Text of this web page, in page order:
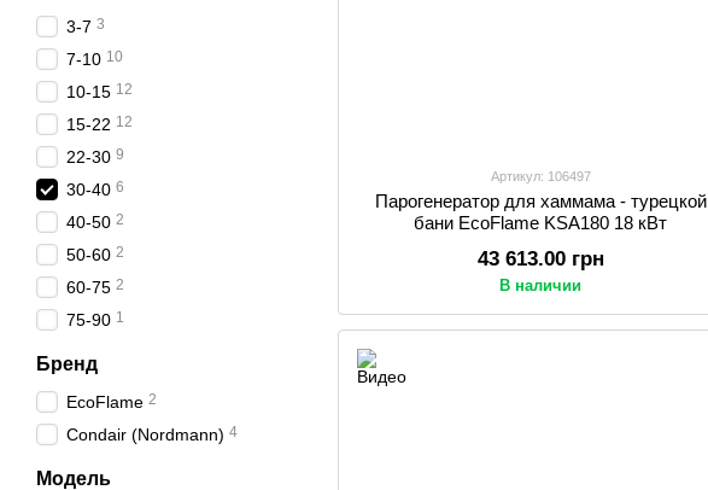
Артикул: 106497
Парогенератор для хаммама - турецкой
бани EcoFlame KSA180 18 кВт
43 613.00 грн
В наличии
3-7 3
7-10 10
10-15 12
15-22 12
22-30 9
30-40 6
40-50 2
50-60 2
60-75 2
75-90 1
Бренд
EcoFlame 2
Condair (Nordmann) 4
Модель